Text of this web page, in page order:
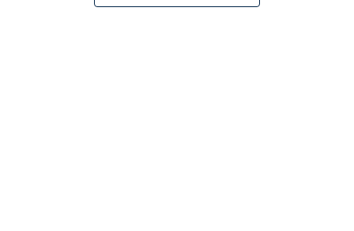
熊本県の宣伝部長を務めるスザンヌさん。自身の